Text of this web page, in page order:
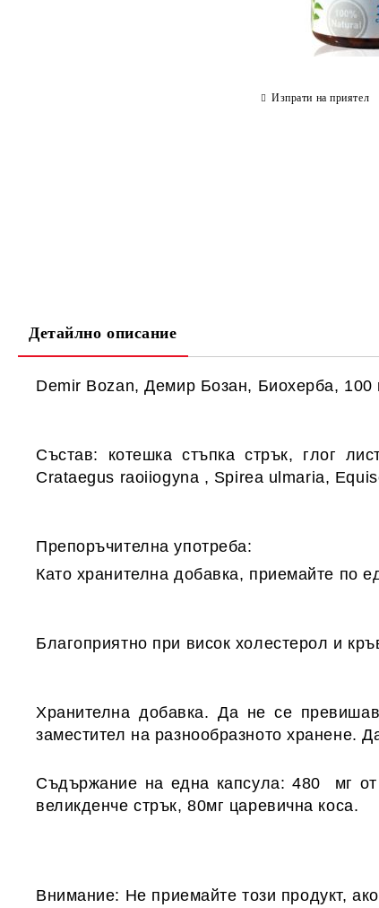
Изпрати на приятел
Детайлно описание
Demir Bozan, Демир Бозан, Биохерба, 100
Състав: котешка стъпка стрък, глог
Crataegus raoiiogyna , Spirea ulmaria,
Препоръчителна употреба:
Като хранителна добавка, приемайте
Благоприятно при висок холестерол и
Хранителна добавка. Да не се
заместител на разнообразното хранене.
Съдържание на една капсула: 480 мг от
великденче стрък, 80мг царевична коса.
Внимание: Не приемайте този продукт,